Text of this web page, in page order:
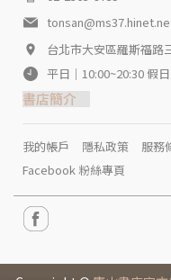
台北市大安區羅斯福路
平日｜10:00~20:30 假
書店簡介
我的帳戶 隱私政策 服務
Facebook 粉絲專頁